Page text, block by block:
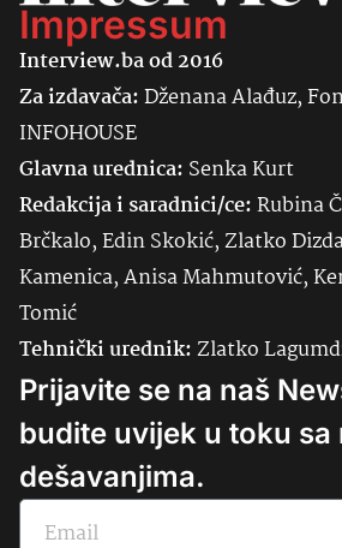
Impressum
Interview.ba od 2016
Za izdavača:Dženana Alađuz,
INFOHOUSE
Glavna urednica: SenkaKurt
Redakcija i saradnici/ce:Rubina
Brčkalo, Edin Skokić, Zlatko
Kamenica, Anisa Mahmutović,
Tomić
Tehnički urednik:Zlatko
Prijavite se na naš
budite uvijek u toku sa
dešavanjima.